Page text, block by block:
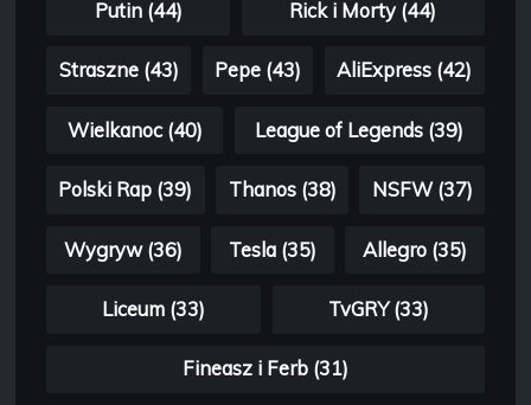
Putin (44) Rick i Morty (44)
Straszne (43) Pepe (43) AliExpress (42)
Wielkanoc (40) League of Legends (39)
Polski Rap (39) Thanos (38) NSFW (37)
Wygryw (36) Tesla (35) Allegro (35)
Liceum (33) TvGRY (33)
Fineasz i Ferb (31)